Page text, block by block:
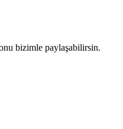
bizimle paylaşabilirsin.